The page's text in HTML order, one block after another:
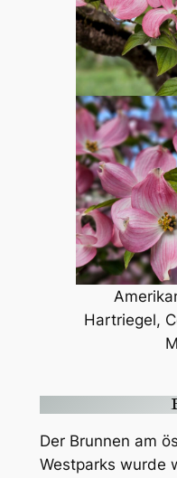
Hartriegel,
Der Brunnen am
Westparks wurde